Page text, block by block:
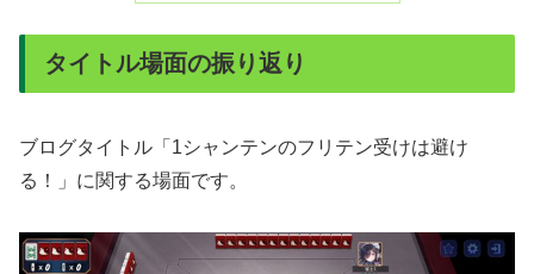
タイトル場面の振り返り
ブログタイトル「1シャンテンのフリテン受けは避け
る！」に関する場面です。